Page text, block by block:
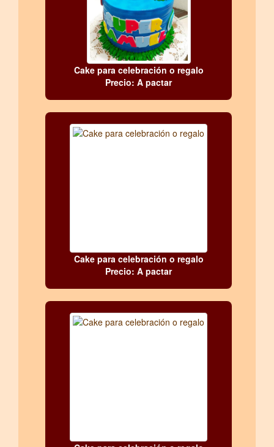
Cake para celebración o regalo
Precio: A pactar
Cake para celebración o regalo
Precio: A pactar